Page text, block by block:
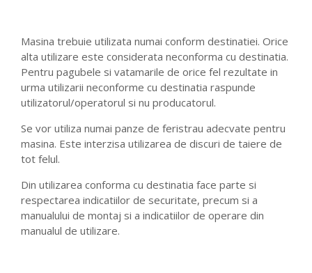
Masina trebuie utilizata numai conform destinatiei. Orice
alta utilizare este considerata neconforma cu destinatia.
Pentru pagubele si vatamarile de orice fel rezultate in
urma utilizarii neconforme cu destinatia raspunde
utilizatorul/operatorul si nu producatorul.
Se vor utiliza numai panze de feristrau adecvate pentru
masina. Este interzisa utilizarea de discuri de taiere de
tot felul.
Din utilizarea conforma cu destinatia face parte si
respectarea indicatiilor de securitate, precum si a
manualului de montaj si a indicatiilor de operare din
manualul de utilizare.